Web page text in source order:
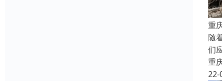
重
随
们
重
22-